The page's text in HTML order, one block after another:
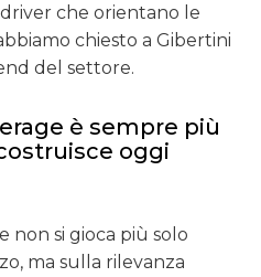
che orientano le
chiesto a Gibertini
del settore.
è sempre più
oggi
non si gioca più solo
ma sulla rilevanza